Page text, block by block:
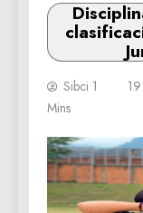
Sibci 1
Mins